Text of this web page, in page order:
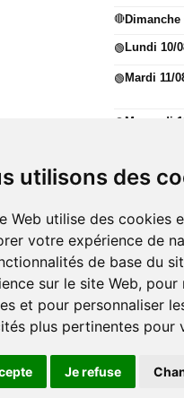
utilisons des
Web utilise des cookies
votre expérience de
de base du
sur le site Web, pour
et pour personnaliser
plus pertinentes pour
Je refuse
🔴Dimanche
🟢 Lundi 10/
🟢 Mardi 11/
Mercredi
🟢Jeudi 13/08
légales | CGV
articles de fêtes à Montélimar
achat maquillage à